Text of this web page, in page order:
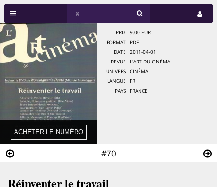
#70
PRIX
9.00 EUR
FORMAT
PDF
DATE
2011-04-01
REVUE
L'ART DU CINÉMA
UNIVERS
CINÉMA
LANGUE
FR
PAYS
FRANCE
Réinventer le travail